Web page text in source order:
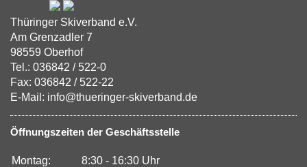
Thüringer Skiverband e.V.
Am Grenzadler 7
98559 Oberhof
Tel.: 036842 / 522-0
Fax: 036842 / 522-22
E-Mail: info@thueringer-skiverband.de
Öffnungszeiten der Geschäftsstelle
Montag:
8:30 - 16:30 Uhr